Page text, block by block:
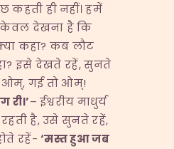
कहती ही नहीं। हमें
केवल देखना है कि
कहा? कब लौट
इसे देखते रहें, सुनते
ओम्, गई तो ओम्!
री।’– ईश्वरीय माधुर्य
रहती है, उसे सुनते रहें,
रहें-‘मस्तहुआजब